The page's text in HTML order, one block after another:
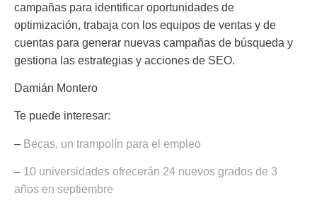
campañas para identificar oportunidades de
optimización, trabaja con los equipos de ventas y de
cuentas para generar nuevas campañas de búsqueda y
gestiona las estrategias y acciones de SEO.
Damián Montero
Te puede interesar:
– Becas, un trampolín para el empleo
– 10 universidades ofrecerán 24 nuevos grados de 3
años en septiembre